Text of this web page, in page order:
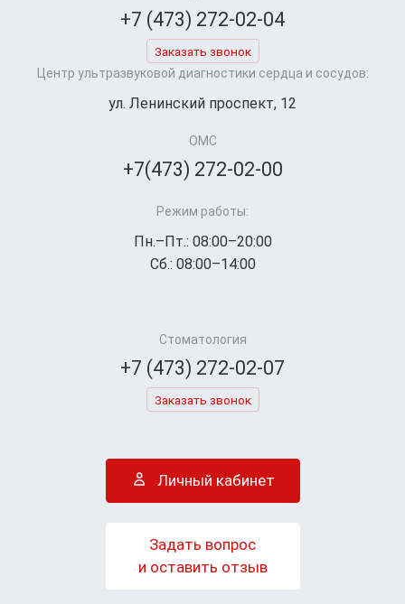
+7 (473) 272-02-04
Заказать звонок
Центр ультразвуковой диагностики сердца и сосудов:
ул. Ленинский проспект, 12
ОМС
+7(473) 272-02-00
Режим работы:
Пн.–Пт.: 08:00–20:00
Сб.: 08:00–14:00
Стоматология
+7 (473) 272-02-07
Заказать звонок
Личный кабинет
Задать вопрос
и оставить отзыв